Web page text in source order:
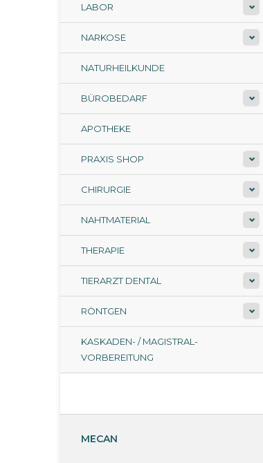
LABOR
NARKOSE
NATURHEILKUNDE
BÜROBEDARF
APOTHEKE
PRAXIS SHOP
CHIRURGIE
NAHTMATERIAL
THERAPIE
TIERARZT DENTAL
RÖNTGEN
KASKADEN- / MAGISTRAL-
VORBEREITUNG
MECAN